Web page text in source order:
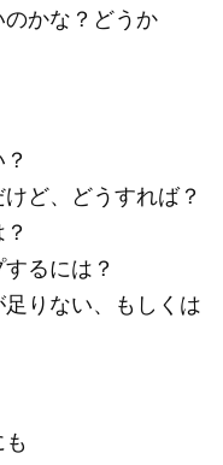
かな？どうか
ど、どうすれば？
るには？
りない、もしくは